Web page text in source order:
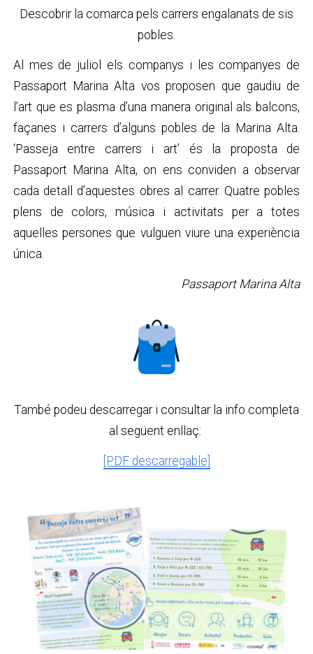
Descobrir la comarca pels carrers engalanats de sis
pobles.
Al mes de juliol els companys i les companyes de
Passaport Marina Alta vos proposen que gaudiu de
l’art que es plasma d’una manera original als balcons,
façanes i carrers d’alguns pobles de la Marina Alta.
‘Passeja entre carrers i art’ és la proposta de
Passaport Marina Alta, on ens conviden a observar
cada detall d’aquestes obres al carrer. Quatre pobles
plens de colors, música i activitats per a totes
aquelles persones que vulguen viure una experiència
única.
Passaport Marina Alta
També podeu descarregar i consultar la info completa
al següent enllaç:
[PDF descarregable]